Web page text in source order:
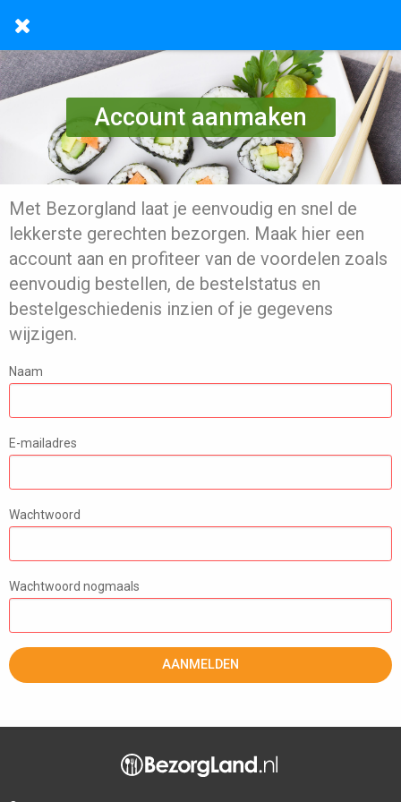
Account aanmaken
Met Bezorgland laat je eenvoudig en snel de
lekkerste gerechten bezorgen. Maak hier een
account aan en profiteer van de voordelen zoals
eenvoudig bestellen, de bestelstatus en
bestelgeschiedenis inzien of je gegevens
wijzigen.
Naam
E-mailadres
Wachtwoord
Wachtwoord nogmaals
AANMELDEN